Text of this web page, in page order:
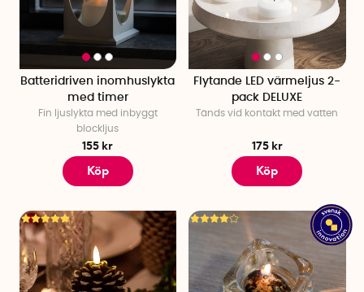
Batteridriven inomhuslykta
med timer
Fin ljuslykta med inbyggt
blockljus
155 kr
Köp
Flytande LED värmeljus 2-
pack DELUXE
Tänds vid kontakt med vatten
175 kr
Köp